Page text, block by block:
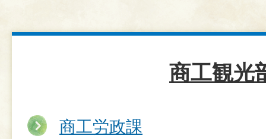
商工観光
商工労政課